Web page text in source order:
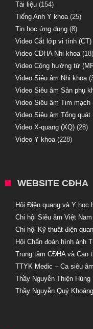
Tài liệu (154)
Tiếng Anh Y khoa(25)
Tin học ứng dụng (8)
Video Cắt lớp vi tính (CT)
Video CĐHA Nhi khoa(18)
Video Cộng hưởng từ
Video Siêu âm Nhi khoa
Video Siêu âm Sản phụ
Video Siêu âm Tim mạch
Video Siêu âm Tổng quát
Video X-quang (XQ) (28)
Video Y khoa(228)
WEBSITE CĐHA
Hội Điện quang và Y học
Chi hội Siêu âm Việt Nam
Chi hội Kỹ thuật điện
Hội Chẩn đoán hình ảnh
Trung tâm CĐHA và Can
TTYK Medic – Ca siêu âm
Thầy Nguyễn Thiện Hùng
Thầy Nguyễn Quý Khoáng